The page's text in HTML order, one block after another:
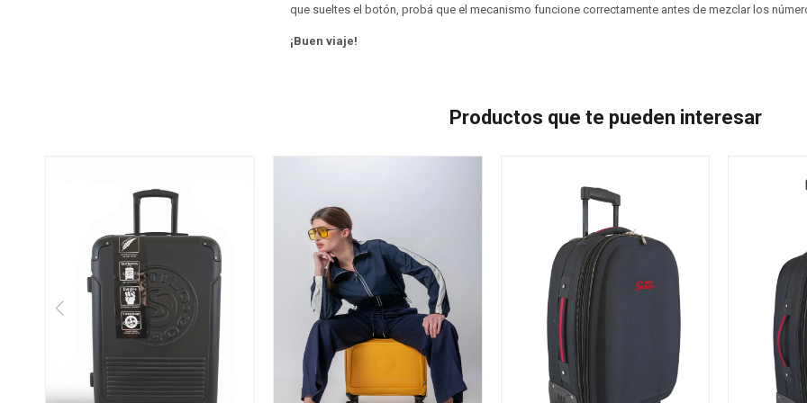
que sueltes el botón, probá que el mecanismo funcione correctamente antes de mezclar los
¡Buen viaje!
Productos que te pueden interesar